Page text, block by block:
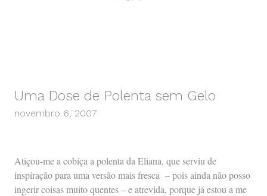
Uma Dose de Polenta sem Gelo
novembro 6, 2007
Atiçou-me a cobiça a polenta da Eliana, que serviu de
inspiração para uma versão mais fresca – pois ainda não posso
ingerir coisas muito quentes – e atrevida, porque já estou a me